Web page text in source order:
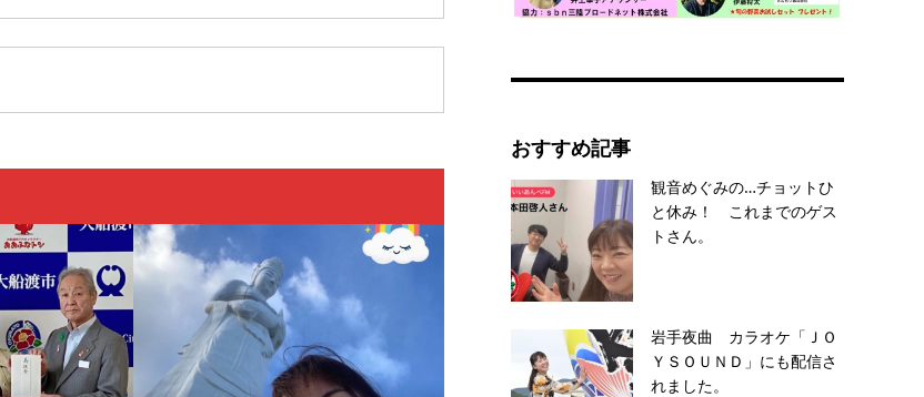
おすすめ記事
観音めぐみの…チョットひ
と休み！ これまでのゲス
トさん。
岩手夜曲 カラオケ「ＪＯ
ＹＳＯＵＮＤ」にも配信さ
れました。